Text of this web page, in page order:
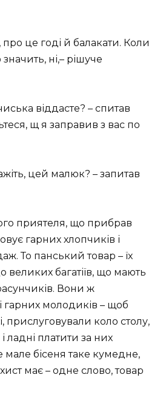
про це годі й балакати. Коли
значить, ні,– рішуче
віддасте? – спитав
щ я заправив з вас по
цей малюк? – запитав
приятеля, що прибрав
гарних хлопчиків і
То панський товар – їх
великих багатіїв, що мають
Вони ж
молодиків – щоб
прислуговували коло столу,
ладні платити за них
мале бісеня таке кумедне,
має – одне слово, товар